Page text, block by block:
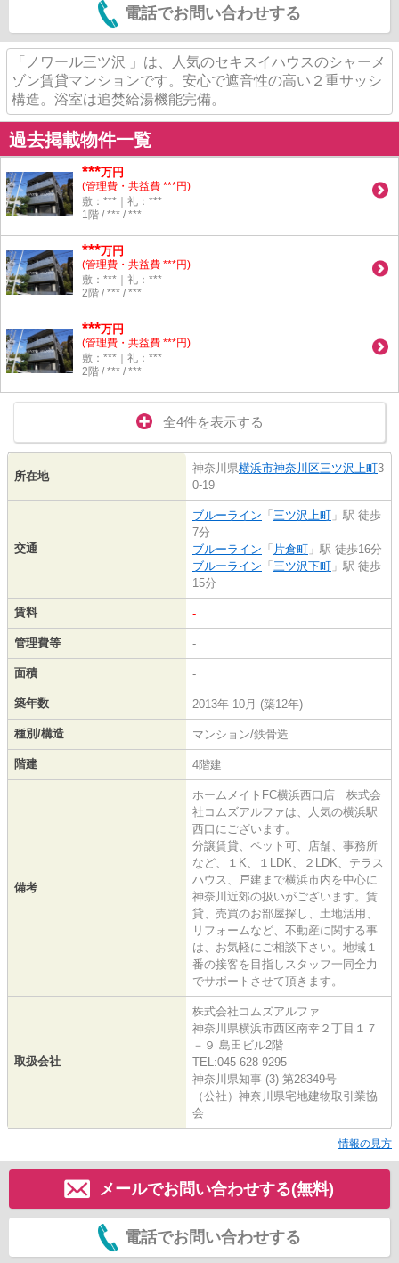
電話でお問い合わせする
「ノワール三ツ沢 」は、人気のセキスイハウスのシャーメ
ゾン賃貸マンションです。安心で遮音性の高い２重サッシ
構造。浴室は追焚給湯機能完備。
過去掲載物件一覧
***万円
(管理費・共益費 ***円)
敷：***｜礼：***
1階 / *** / ***
***万円
(管理費・共益費 ***円)
敷：***｜礼：***
2階 / *** / ***
***万円
(管理費・共益費 ***円)
敷：***｜礼：***
2階 / *** / ***
全4件を表示する
所在地
神奈川県横浜市神奈川区三ツ沢上町3
0-19
交通
ブルーライン 「 三ツ沢上町 」駅 徒歩
7分
ブルーライン 「 片倉町 」駅 徒歩16分
ブルーライン 「 三ツ沢下町 」駅 徒歩
15分
賃料 -
管理費等 -
面積 -
築年数 2013年 10月 (築12年)
種別/構造 マンション/鉄骨造
階建 4階建
備考
ホームメイトFC横浜西口店 株式会
社コムズアルファは、人気の横浜駅
西口にございます。
分譲賃貸、ペット可、店舗、事務所
など、１K、１LDK、２LDK、テラス
ハウス、戸建まで横浜市内を中心に
神奈川近郊の扱いがございます。賃
貸、売買のお部屋探し、土地活用、
リフォームなど、不動産に関する事
は、お気軽にご相談下さい。地域１
番の接客を目指しスタッフ一同全力
でサポートさせて頂きます。
取扱会社
株式会社コムズアルファ
神奈川県横浜市西区南幸２丁目１７
－９ 島田ビル2階
TEL:045-628-9295
神奈川県知事 (3) 第28349号
（公社）神奈川県宅地建物取引業協
会
情報の見方
メールでお問い合わせする(無料)
電話でお問い合わせする